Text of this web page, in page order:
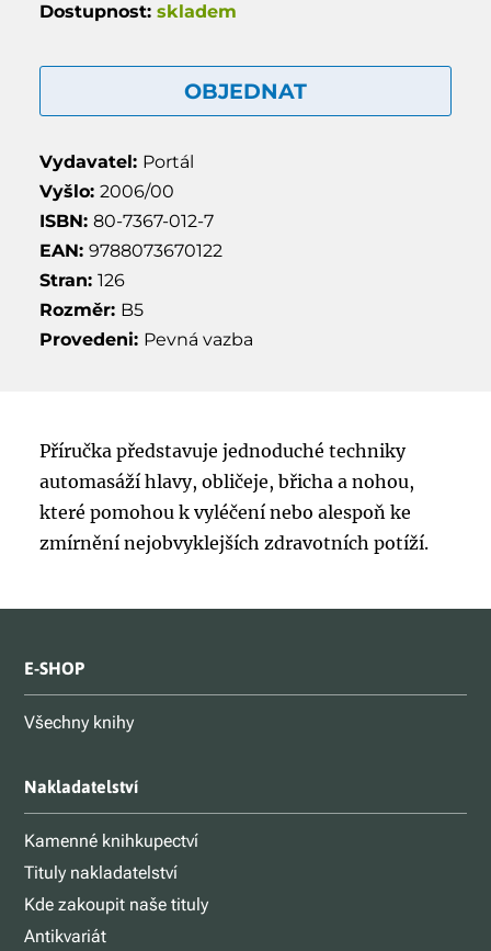
Dostupnost: skladem
OBJEDNAT
Vydavatel: Portál
Vyšlo: 2006/00
ISBN: 80-7367-012-7
EAN: 9788073670122
Stran: 126
Rozměr: B5
Provedeni: Pevná vazba
Příručka představuje jednoduché techniky
automasáží hlavy, obličeje, břicha a nohou,
které pomohou k vyléčení nebo alespoň ke
zmírnění nejobvyklejších zdravotních potíží.
E-SHOP
Všechny knihy
Nakladatelství
Kamenné knihkupectví
Tituly nakladatelství
Kde zakoupit naše tituly
Antikvariát